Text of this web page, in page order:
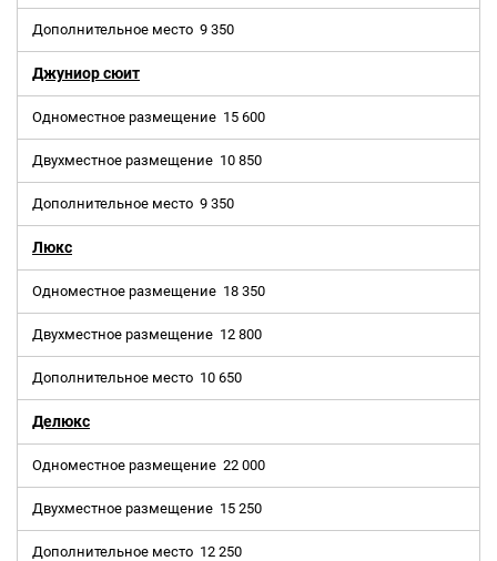
Дополнительное место 9 350
Джуниор сюит
Одноместное размещение 15 600
Двухместное размещение 10 850
Дополнительное место 9 350
Люкс
Одноместное размещение 18 350
Двухместное размещение 12 800
Дополнительное место 10 650
Делюкс
Одноместное размещение 22 000
Двухместное размещение 15 250
Дополнительное место 12 250